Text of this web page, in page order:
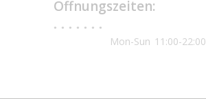
Öffnungszeiten:
Mon-Sun 11:00-22:00